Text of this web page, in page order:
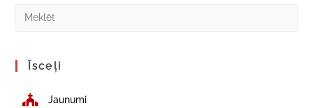
Īsceļi
Jaunumi